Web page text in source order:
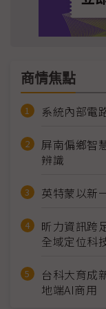
商情焦點
系統內部電
屏南偏鄉智
辨識
英特蒙以新
昕力資訊跨
全域定位科
台科大育成
地端AI商用